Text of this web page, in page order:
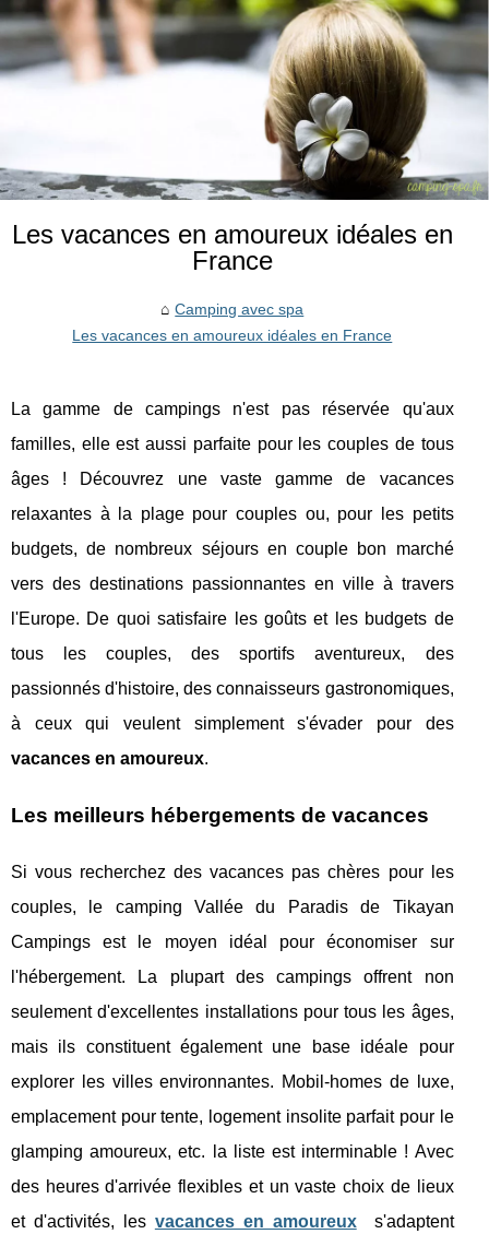
Les vacances en amoureux idéales en
France
Camping avec spa
Les vacances en amoureux idéales en France
La gamme de campings n'est pas réservée qu'aux
familles, elle est aussi parfaite pour les couples de tous
âges ! Découvrez une vaste gamme de vacances
relaxantes à la plage pour couples ou, pour les petits
budgets, de nombreux séjours en couple bon marché
vers des destinations passionnantes en ville à travers
l'Europe. De quoi satisfaire les goûts et les budgets de
tous les couples, des sportifs aventureux, des
passionnés d'histoire, des connaisseurs gastronomiques,
à ceux qui veulent simplement s'évader pour des
vacances en amoureux.
Les meilleurs hébergements de vacances
Si vous recherchez des vacances pas chères pour les
couples, le camping Vallée du Paradis de Tikayan
Campings est le moyen idéal pour économiser sur
l'hébergement. La plupart des campings offrent non
seulement d'excellentes installations pour tous les âges,
mais ils constituent également une base idéale pour
explorer les villes environnantes. Mobil-homes de luxe,
emplacement pour tente, logement insolite parfait pour le
glamping amoureux, etc. la liste est interminable ! Avec
des heures d'arrivée flexibles et un vaste choix de lieux
et d'activités, les vacances en amoureuxs'adaptent